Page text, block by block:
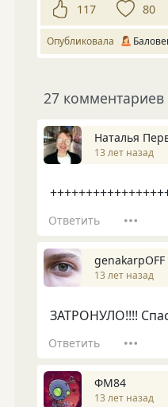
117 80
Опубликовала
27 комментариев
Наталья
13 лет назад
Ответить
genakarpOFF
13 лет назад
ЗАТРОНУЛО!!!!
Ответить
ФМ84
13 лет назад